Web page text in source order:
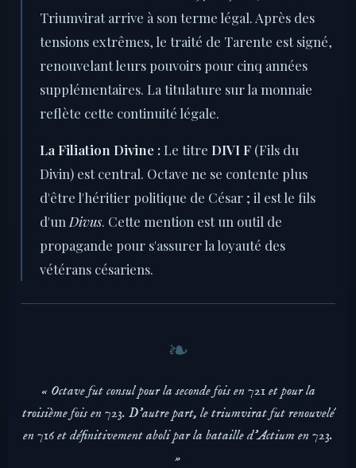
Triumvirat arrive à son terme légal. Après des
tensions extrêmes, le traité de Tarente est signé,
renouvelant leurs pouvoirs pour cinq années
supplémentaires. La titulature sur la monnaie
reflète cette continuité légale.
La Filiation Divine : Le titre DIVI F (Fils du
Divin) est central. Octave ne se contente plus
d'être l'héritier politique de César ; il est le fils
d'un Divus. Cette mention est un outil de
propagande pour s'assurer la loyauté des
vétérans césariens.
« Octave fut consul pour la seconde fois en 721 et pour la
troisième fois en 723. D'autre part, le triumvirat fut renouvelé
en 716 et définitivement aboli par la bataille d'Actium en 723.
»